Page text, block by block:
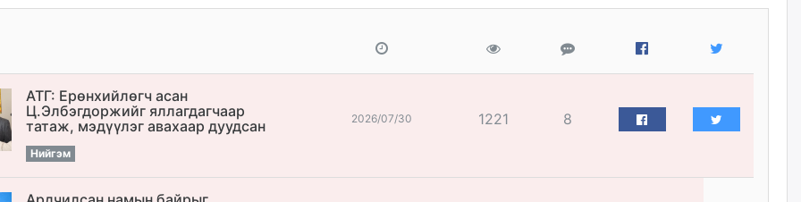
шалтгаалж аялал жуулчлалын
Морингийн давааны замаас
“Барилгын хатуу хог хаягдал
дахин боловсруулах үйлдвэр”
АТГ: Ерөнхийлөгч асан
Ц.Элбэгдоржийг яллагдагчаар
татаж, мэдүүлэг авахаар дуудсан
Нийгэм
2026/07/30 1221 8